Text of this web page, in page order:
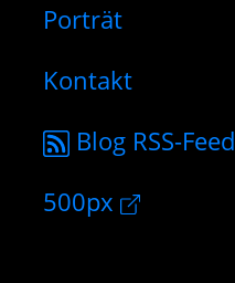
Porträt
Kontakt
Blog RSS-Feed
500px